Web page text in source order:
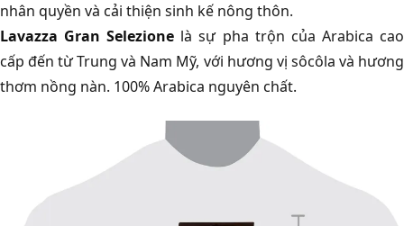
nhân quyền và cải thiện sinh kế nông thôn.
Lavazza Gran Selezione là sự pha trộn của Arabica cao
cấp đến từ Trung và Nam Mỹ, với hương vị sôcôla và hương
thơm nồng nàn. 100% Arabica nguyên chất.